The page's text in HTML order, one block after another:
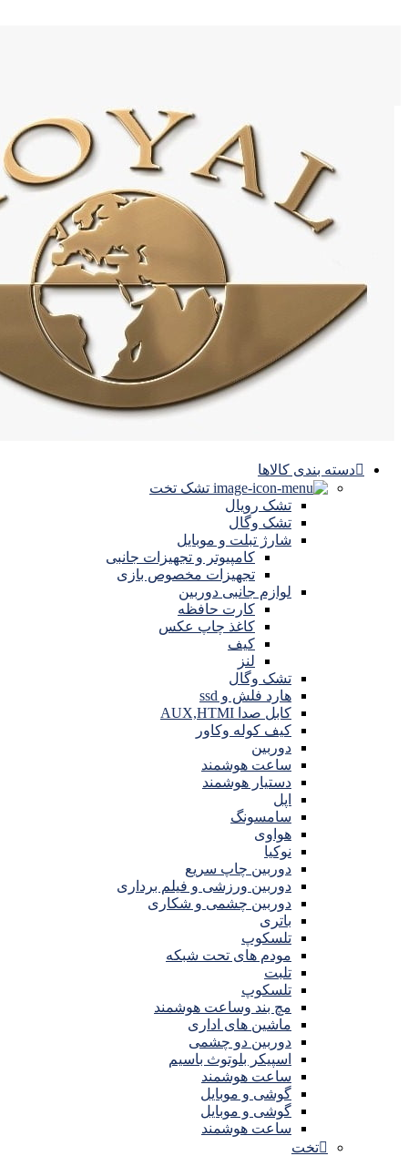
دسته بندی کالاها
تشک تخت
تشک رویال
تشک وگال
شارژ تبلت و موبایل
کامپیوتر و تجهیزات جانبی
تجهیزات مخصوص بازی
لوازم جانبی دوربین
کارت حافظه
کاغذ چاپ عکس
کیف
لنز
تشک وگال
هارد فلش و ssd
کابل صدا AUX,HTMI
کیف کوله وکاور
دوربین
ساعت هوشمند
دستیار هوشمند
اپل
سامسونگ
هواوی
نوکیا
دوربین چاپ سریع
دوربین ورزشی و فیلم برداری
دوربین چشمی و شکاری
باتری
تلسکوپ
مودم های تحت شبکه
تلبت
تلسکوپ
مچ بند وساعت هوشمند
ماشین های اداری
دوربین دو چشمی
اسپیکر بلوتوث باسیم
ساعت هوشمند
گوشی و موبایل
گوشی و موبایل
ساعت هوشمند
تخت